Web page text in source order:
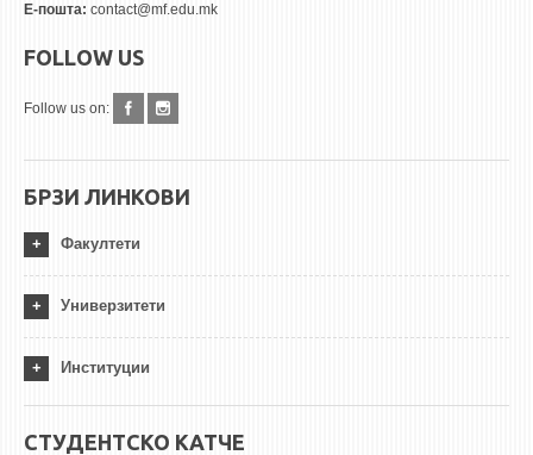
Е-пошта: contact@mf.edu.mk
FOLLOW US
Follow us on:
БРЗИ ЛИНКОВИ
Факултети
Универзитети
Институции
СТУДЕНТСКО КАТЧЕ